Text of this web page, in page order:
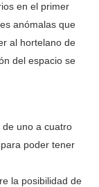
en el primer
anómalas que
al hortelano de
del espacio se
uno a cuatro
poder tener
la posibilidad de